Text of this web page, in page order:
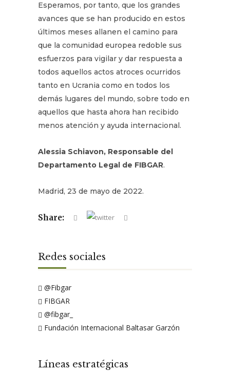
Esperamos, por tanto, que los grandes
avances que se han producido en estos
últimos meses allanen el camino para
que la comunidad europea redoble sus
esfuerzos para vigilar y dar respuesta a
todos aquellos actos atroces ocurridos
tanto en Ucrania como en todos los
demás lugares del mundo, sobre todo en
aquellos que hasta ahora han recibido
menos atención y ayuda internacional.
Alessia Schiavon, Responsable del
Departamento Legal de FIBGAR.
Madrid, 23 de mayo de 2022.
Share:
Redes sociales
@Fibgar
FIBGAR
@fibgar_
Fundación Internacional Baltasar Garzón
Líneas estratégicas